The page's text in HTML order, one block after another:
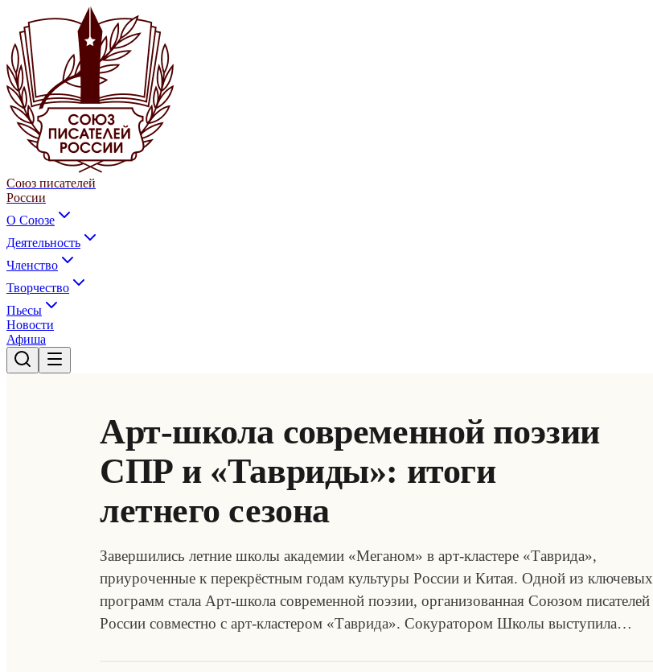
Союз писателей
России
О Союзе
Деятельность
Членство
Творчество
Пьесы
Новости
Афиша
Арт-школа современной поэзии
СПР и «Тавриды»: итоги
летнего сезона
Завершились летние школы академии «Меганом» в арт-кластере «Таврида»,
приуроченные к перекрёстным годам культуры России и Китая. Одной из ключевых
программ стала Арт-школа современной поэзии, организованная Союзом писателей
России совместно с арт-кластером «Таврида». Сокуратором Школы выступила…